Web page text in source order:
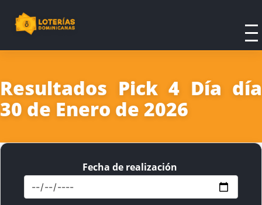
Resultados Pick 4 Día día
30 de Enero de 2026
Fecha de realización